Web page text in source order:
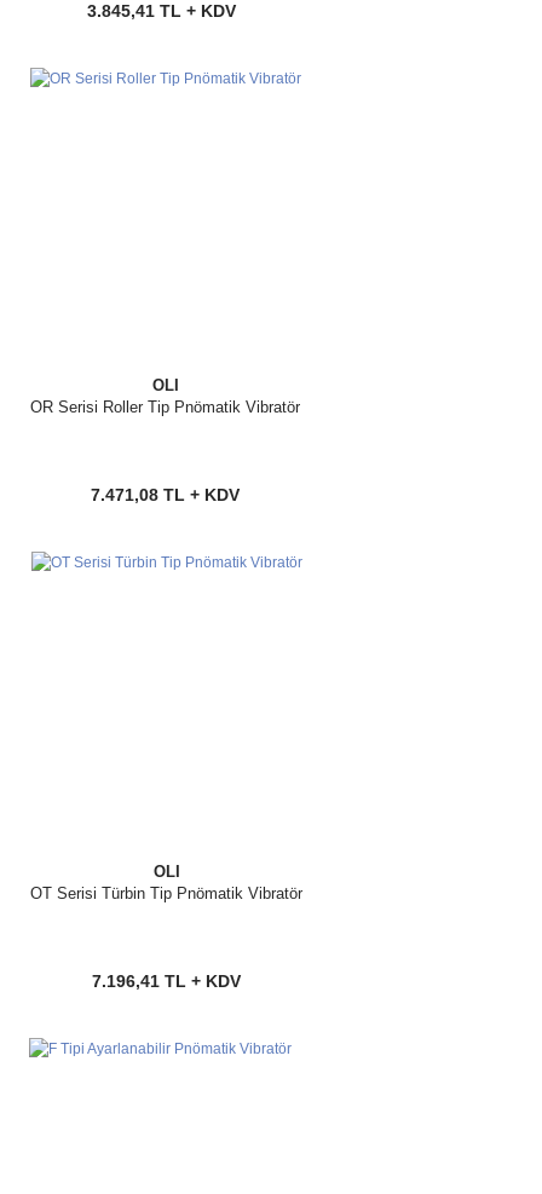
3.845,41 TL + KDV
OLI
OR Serisi Roller Tip Pnömatik Vibratör
7.471,08 TL + KDV
OLI
OT Serisi Türbin Tip Pnömatik Vibratör
7.196,41 TL + KDV